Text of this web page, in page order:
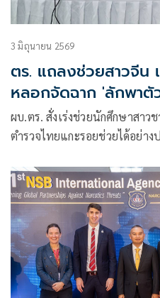
3 มิถุนายน 2569
ตร. แถลงช่วยสาวจีน
หลอกจัดฉาก 'ลักพาตั
ไถ่ครอบครัว
ผบ.ตร. สั่งเร่งช่วยนักศึกษาสาว
ตำรวจไทยแกะรอยช่วยได้อย่า